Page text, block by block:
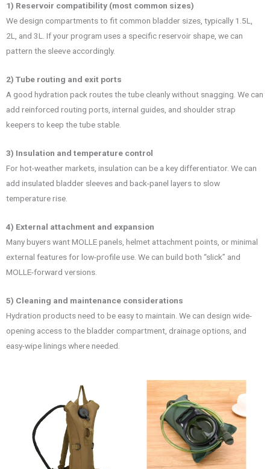
1) Reservoir compatibility (most common sizes)
We design compartments to fit common bladder sizes, typically 1.5L,
2L, and 3L. If your program uses a specific reservoir shape, we can
pattern the sleeve accordingly.
2) Tube routing and exit ports
A good hydration pack routes the tube cleanly without snagging. We can
add reinforced routing ports, internal guides, and shoulder strap
keepers to keep the tube stable.
3) Insulation and temperature control
For hot-weather markets, insulation can be a key differentiator. We can
add insulated bladder sleeves and back-panel layers to slow
temperature rise.
4) External attachment and expansion
Many buyers want MOLLE panels, helmet attachment points, or minimal
external features for low-profile use. We can build both “slick” and
MOLLE-forward versions.
5) Cleaning and maintenance considerations
Hydration products need to be easy to maintain. We can design wide-
opening access to the bladder compartment, drainage options, and
easy-wipe linings where needed.